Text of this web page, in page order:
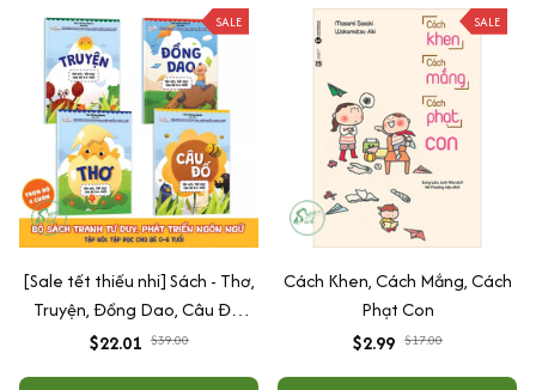
SALE
[Sale tết thiếu nhi] Sách - Thơ,
Truyện, Đồng Dao, Câu Đố,
Tập Nói Tập Đọc Cho Bé 0-6
$22.01 $39.00
SALE
Cách Khen, Cách Mắng, Cách
Phạt Con
$2.99 $17.00